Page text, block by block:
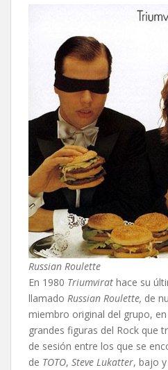
Russian Roulette
En 1980 Triumvirat hace su
llamado Russian Roulette, de
miembro original del grupo,
grandes figuras del Rock que
de sesión entre los que se
de TOTO, Steve Lukatter, bajo